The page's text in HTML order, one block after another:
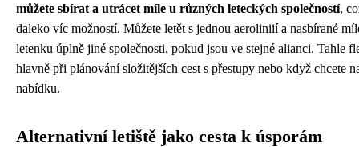
můžete sbírat a utrácet míle u různých leteckých společností,
daleko víc možností. Můžete letět s jednou aeroliniií a nasbírané
letenku úplně jiné společnosti, pokud jsou ve stejné alianci. Tahle
hlavně při plánování složitějších cest s přestupy nebo když chcete
nabídku.
Alternativní letiště jako cesta k úsporám